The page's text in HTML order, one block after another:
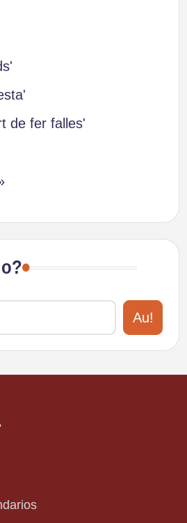
de fer falles'
Au!